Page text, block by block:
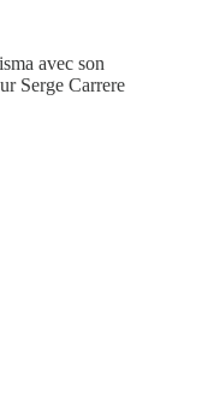
avec son
Serge Carrere